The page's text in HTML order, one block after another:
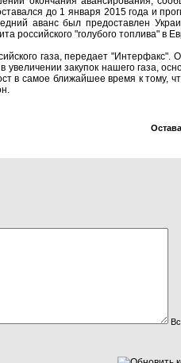
до 1 января 2015 года и
аванс был предоставлен
российского "голубого топлива" в
газа, передает "Интерфакс".
закупок нашего газа,
в самое ближайшее время к тому,